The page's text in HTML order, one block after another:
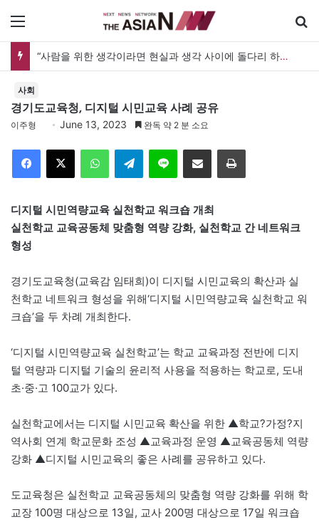
“사람을 위한 생각이라면 현실과 생각 사이에 돌다리 하나는 놓아야 하지 않을까”
사회
경기도교육청, 디지털 시민교육 사례 공유
이주형 June 13, 2023 완독 약 2 분 소요
Telegram 이메일
디지털 시민역량교육 실천학교 워크숍 개최
실천학교 교육공동체 맞춤형 역량 강화, 실천학교 간 네트워크
형성
경기도교육청(교육감 임태희)이 디지털 시민교육의 확산과 실
천학교 네트워크 형성을 위해‘디지털 시민역량교육 실천학교 워
크숍’을 두 차례 개최한다.
‘디지털 시민역량교육 실천학교’는 학교 교육과정 전반에 디지
털 역량과 디지털 기술의 윤리적 사용을 적용하는 학교로, 도내
초·중·고 100교가 있다.
실천학교에서는 디지털 시민교육 확산을 위한 ▲학교?가정?지
역사회 연계 학교문화 조성 ▲교육과정 운영 ▲교육공동체 역량
강화 ▲디지털 시민교육의 좋은 사례를 공유하고 있다.
도교육청은 실천학교 교육공동체의 맞춤형 역량 강화를 위해 학
교장 100명 대상으로 13일, 교사 200명 대상으로 17일 워크숍